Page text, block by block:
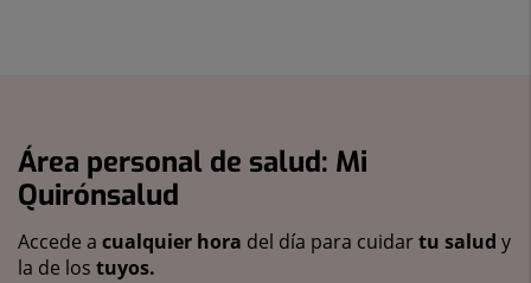
Área personal de salud: Mi
Quirónsalud
Accede a cualquier hora del día para cuidartu salud y
la de los tuyos.